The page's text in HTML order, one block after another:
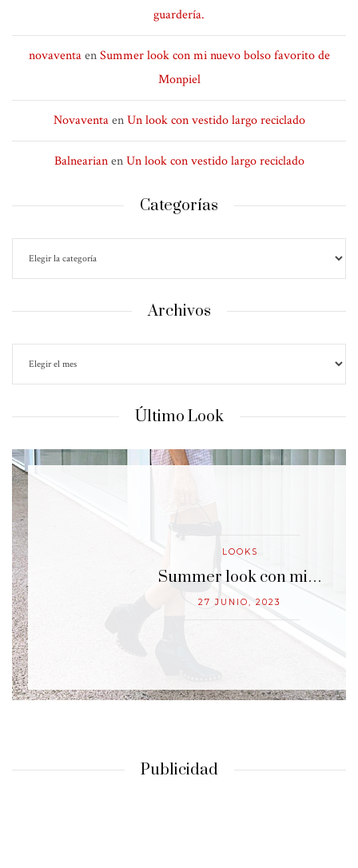
guardería.
novaventaenSummer look con mi nuevo bolso favorito de
Monpiel
NovaventaenUn look con vestido largo reciclado
BalnearianenUn look con vestido largo reciclado
Categorías
Archivos
Último Look
LOOKS
Summer look con mi…
27 JUNIO, 2023
Publicidad